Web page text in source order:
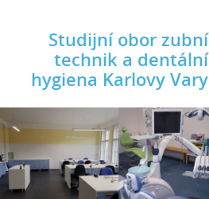
Studijní obor zubní
technik a dentální
hygiena Karlovy Vary